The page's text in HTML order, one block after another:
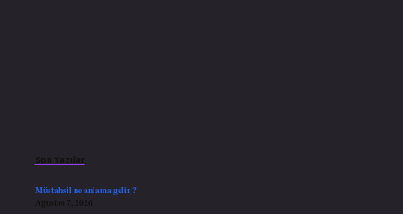
Son Yazılar
Müstahsil ne anlama gelir ?
Ağustos 7, 2026